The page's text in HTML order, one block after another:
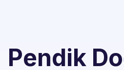
Pendik